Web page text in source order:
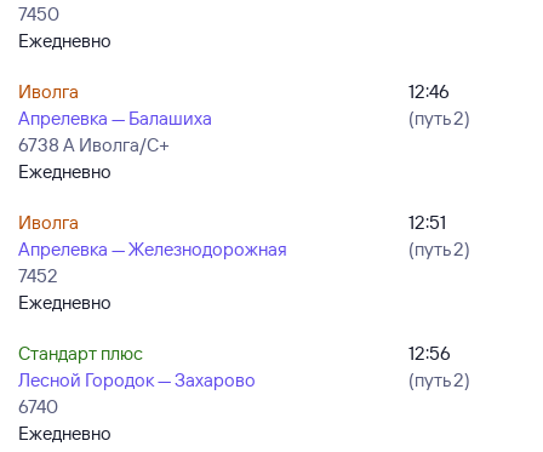
7450
Ежедневно
Иволга
Апрелевка — Балашиха
6738 А Иволга/С+
Ежедневно
12:46
(путь 2)
Иволга
Апрелевка — Железнодорожная
7452
Ежедневно
12:51
(путь 2)
Стандарт плюс
Лесной Городок — Захарово
6740
Ежедневно
12:56
(путь 2)